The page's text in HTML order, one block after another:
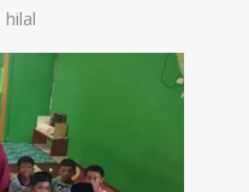
hilal